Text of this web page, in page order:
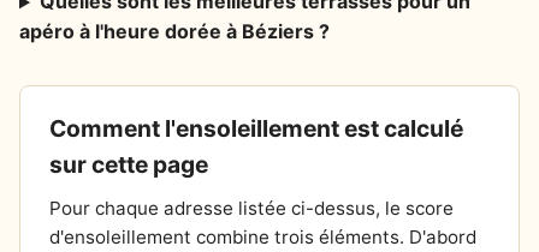
apéro à l'heure dorée à Béziers ?
Comment l'ensoleillement est calculé
sur cette page
Pour chaque adresse listée ci-dessus, le score
d'ensoleillement combine trois éléments. D'abord